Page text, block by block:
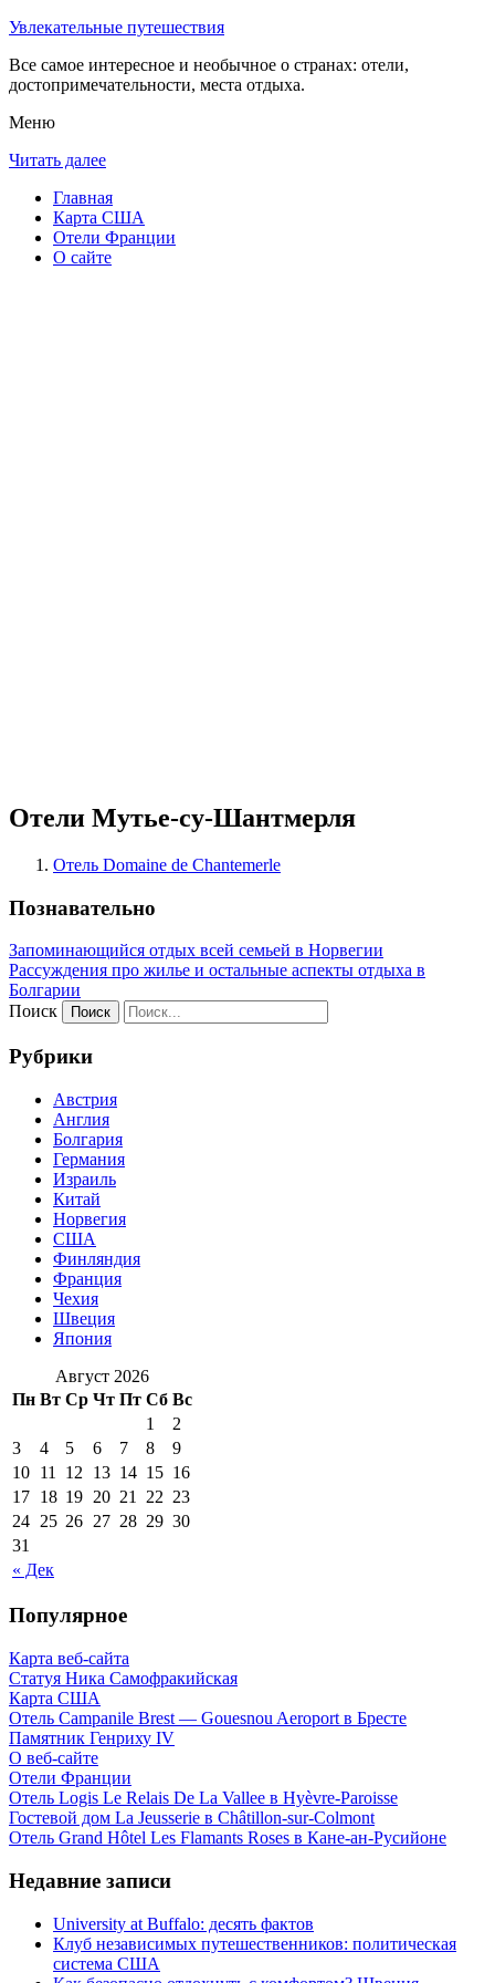
Увлекательные путешествия
Все самое интересное и необычное о странах: отели,
достопримечательности, места отдыха.
Меню
Читать далее
Главная
Карта США
Отели Франции
О сайте
Отели Мутье-су-Шантмерля
Отель Domaine de Chantemerle
Познавательно
Запоминающийся отдых всей семьей в Норвегии
Рассуждения про жилье и остальные аспекты отдыха в
Болгарии
Поиск
Рубрики
Австрия
Англия
Болгария
Германия
Израиль
Китай
Норвегия
США
Финляндия
Франция
Чехия
Швеция
Япония
Август 2026
Пн Вт Ср Чт Пт Сб Вс
« Дек
1
2
3
4 5 6 7 8
9
10 11 12 13 14 15 16
17 18 19 20 21 22 23
24 25 26 27 28 29 30
31
Популярное
Карта веб-сайта
Статуя Ника Самофракийская
Карта США
Отель Campanile Brest — Gouesnou Aeroport в Бресте
Памятник Генриху IV
О веб-сайте
Отели Франции
Отель Logis Le Relais De La Vallee в Hyèvre-Paroisse
Гостевой дом La Jeusserie в Châtillon-sur-Colmont
Отель Grand Hôtel Les Flamants Roses в Кане-ан-Русийоне
Недавние записи
University at Buffalo: десять фактов
Клуб независимых путешественников: политическая
система США